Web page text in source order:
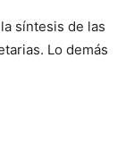
síntesis de las
Lo demás